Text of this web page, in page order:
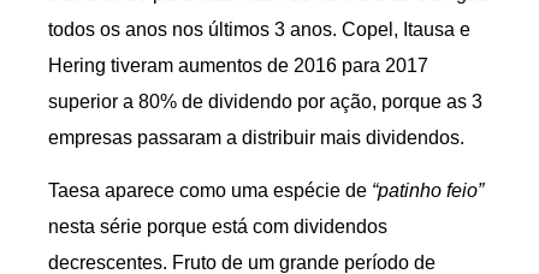
todos os anos nos últimos 3 anos. Copel, Itausa e
Hering tiveram aumentos de 2016 para 2017
superior a 80% de dividendo por ação, porque as 3
empresas passaram a distribuir mais dividendos.
Taesa aparece como uma espécie de “patinho feio”
nesta série porque está com dividendos
decrescentes. Fruto de um grande período de